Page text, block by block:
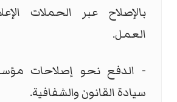
بالإصلاح عبر الحملات
العمل.
- الدفع نحو إصلاحات
سيادة القانون والشفافية.